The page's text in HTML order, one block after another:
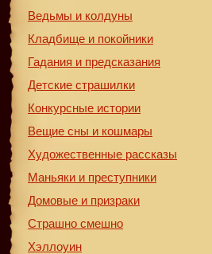
Ведьмы и колдуны
Кладбище и покойники
Гадания и предсказания
Детские страшилки
Конкурсные истории
Вещие сны и кошмары
Художественные рассказы
Маньяки и преступники
Домовые и призраки
Страшно смешно
Хэллоуин